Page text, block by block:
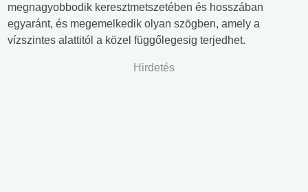
megnagyobbodik keresztmetszetében és hosszában
egyaránt, és megemelkedik olyan szögben, amely a
vízszintes alattitól a közel függőlegesig terjedhet.
Hirdetés